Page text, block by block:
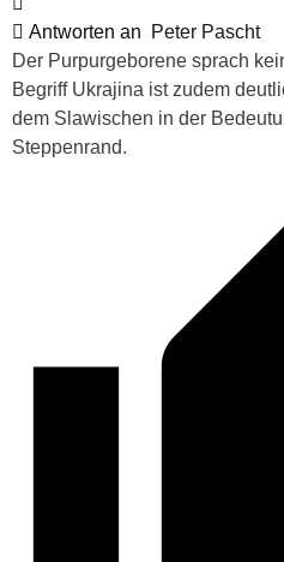
Antworten an
Peter Pascht
Der Purpurgeborene sprach
Begriff Ukrajina ist zudem
dem Slawischen in der
Steppenrand.